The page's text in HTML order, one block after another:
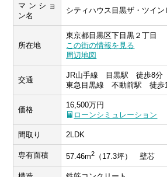
マンショ
ン名
シティハウス目黒ザ・ツイン
所在地
東京都目黒区下目黒２丁目
この街の情報を見る
周辺地図
交通
JR山手線 目黒駅 徒歩8分
東急目黒線 不動前駅 徒歩
価格
16,500万円
ローンシミュレーション
間取り 2LDK
専有面積 57.46m2 （17.3坪） 壁芯